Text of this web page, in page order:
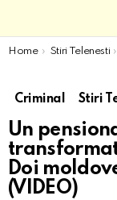
You are here:
Home Stiri Telenesti
Criminal Stiri
Un
Doi
(VIDEO)